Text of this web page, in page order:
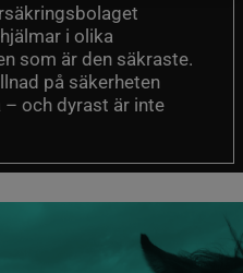
i olika
som är den säkraste.
på säkerheten
– och dyrast är inte